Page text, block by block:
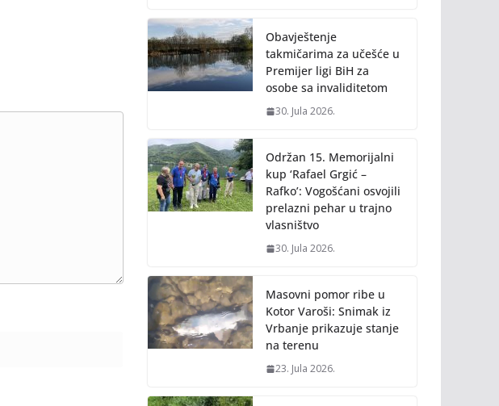
Obavještenje
takmičarima za učešće u
Premijer ligi BiH za
osobe sa invaliditetom
30. Jula 2026.
Održan 15. Memorijalni
kup ‘Rafael Grgić –
Rafko’: Vogošćani osvojili
prelazni pehar u trajno
vlasništvo
30. Jula 2026.
Masovni pomor ribe u
Kotor Varoši: Snimak iz
Vrbanje prikazuje stanje
na terenu
23. Jula 2026.